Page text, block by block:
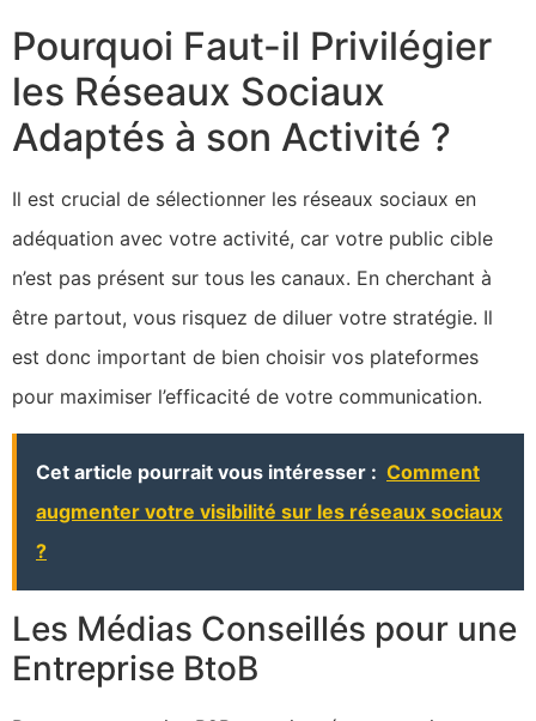
Pourquoi Faut-il Privilégier
les Réseaux Sociaux
Adaptés à son Activité ?
Il est crucial de sélectionner les réseaux sociaux en
adéquation avec votre activité, car votre public cible
n’est pas présent sur tous les canaux. En cherchant à
être partout, vous risquez de diluer votre stratégie. Il
est donc important de bien choisir vos plateformes
pour maximiser l’efficacité de votre communication.
Cet article pourrait vous intéresser : Comment
augmenter votre visibilité sur les réseaux sociaux
?
Les Médias Conseillés pour une
Entreprise BtoB